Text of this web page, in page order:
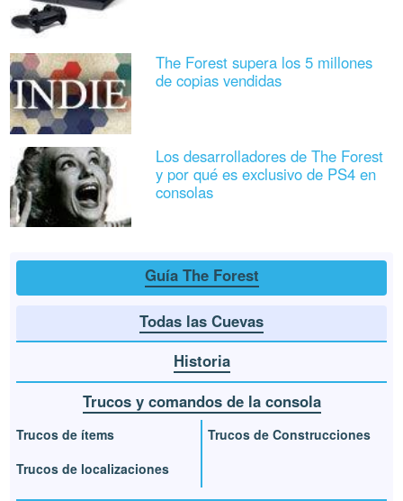
The Forest supera los 5 millones
de copias vendidas
Los desarrolladores de The Forest
y por qué es exclusivo de PS4 en
consolas
Guía The Forest
Todas las Cuevas
Historia
Trucos y comandos de la consola
Trucos de ítems
Trucos de localizaciones
Trucos de Construcciones